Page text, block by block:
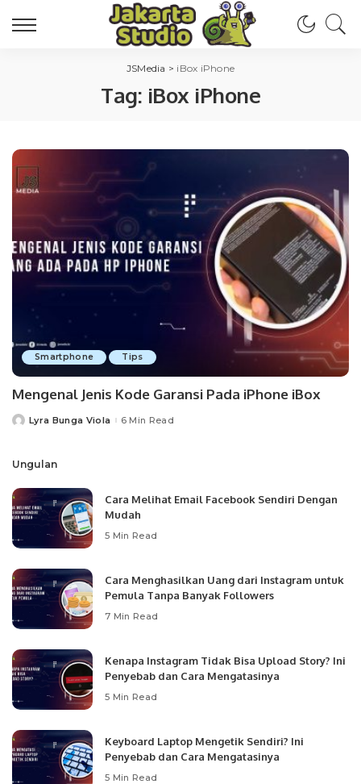
JSMedia > iBox iPhone
Tag: iBox iPhone
Smartphone Tips
Mengenal Jenis Kode Garansi Pada iPhone iBox
PostedLyra Bunga Viola 6 Min Read
Ungulan
Cara Melihat Email Facebook Sendiri Dengan
Mudah
5 Min Read
Cara Menghasilkan Uang dari Instagram untuk
Pemula Tanpa Banyak Followers
7 Min Read
Kenapa Instagram Tidak Bisa Upload Story? Ini
Penyebab dan Cara Mengatasinya
5 Min Read
Keyboard Laptop Mengetik Sendiri? Ini
Penyebab dan Cara Mengatasinya
5 Min Read